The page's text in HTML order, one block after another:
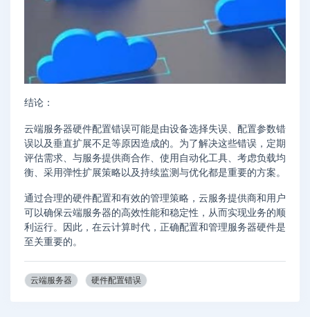
结论：
云端服务器硬件配置错误可能是由设备选择失误、配置参数错
误以及垂直扩展不足等原因造成的。为了解决这些错误，定期
评估需求、与服务提供商合作、使用自动化工具、考虑负载均
衡、采用弹性扩展策略以及持续监测与优化都是重要的方案。
通过合理的硬件配置和有效的管理策略，云服务提供商和用户
可以确保云端服务器的高效性能和稳定性，从而实现业务的顺
利运行。因此，在云计算时代，正确配置和管理服务器硬件是
至关重要的。
云端服务器 硬件配置错误